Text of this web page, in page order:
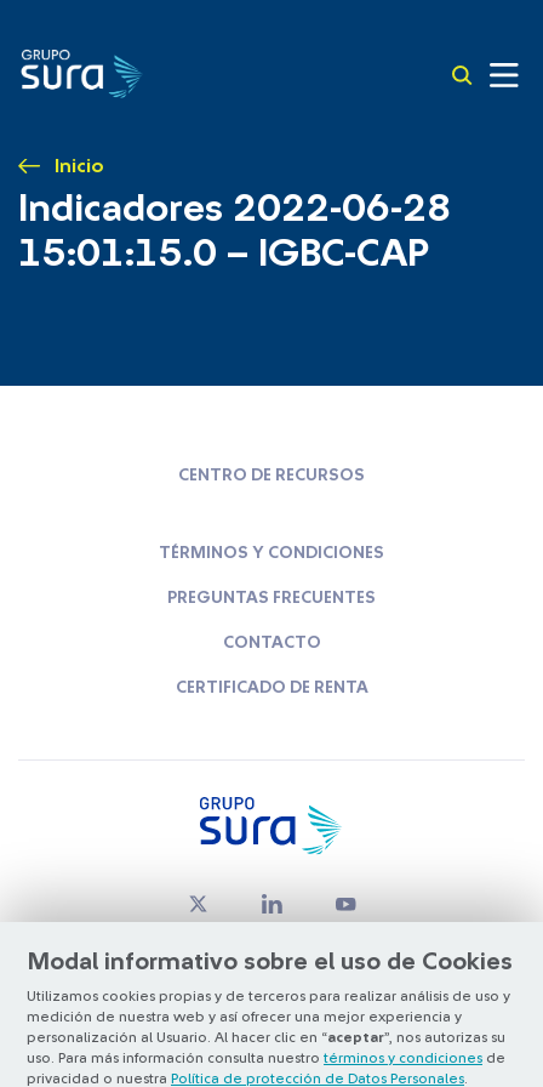
Inicio
Indicadores 2022-06-28
15:01:15.0 – IGBC-CAP
Modal informativo sobre el uso de Cookies
Utilizamos cookies propias y de terceros para realizar análisis de uso y
medición de nuestra web y así ofrecer una mejor experiencia y
personalización al Usuario. Al hacer clic en “aceptar”, nos autorizas su
uso. Para más información consulta nuestro términos y condiciones de
privacidad o nuestra Política de protección de Datos Personales
CENTRO DE RECURSOS
TÉRMINOS Y CONDICIONES
PREGUNTAS FRECUENTES
CONTACTO
CERTIFICADO DE RENTA
© Copyright Grupo SURA 2026